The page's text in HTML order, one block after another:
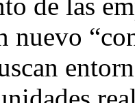
de las
nuevo